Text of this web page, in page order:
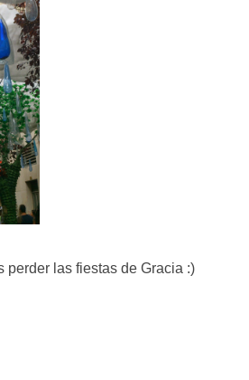
perder las fiestas de Gracia :)